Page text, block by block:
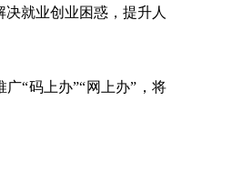
就业创业困惑，提升人
“码上办”“网上办”，将